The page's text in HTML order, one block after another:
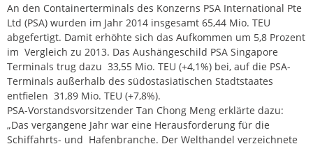
An den Containerterminals des Konzerns PSA International Pte
Ltd (PSA) wurden im Jahr 2014 insgesamt 65,44 Mio. TEU
abgefertigt. Damit erhöhte sich das Aufkommen um 5,8 Prozent
im Vergleich zu 2013. Das Aushängeschild PSA Singapore
Terminals trug dazu 33,55 Mio. TEU (+4,1%) bei, auf die PSA-
Terminals außerhalb des südostasiatischen Stadtstaates
entfielen 31,89 Mio. TEU (+7,8%).
PSA-Vorstandsvorsitzender Tan Chong Meng erklärte dazu:
„Das vergangene Jahr war eine Herausforderung für die
Schiffahrts- und Hafenbranche. Der Welthandel verzeichnete